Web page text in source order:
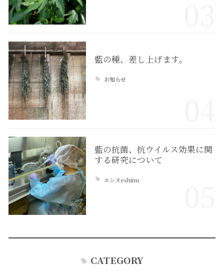
藍の種、差し上げます。
お知らせ
藍の抗菌、抗ウイルス効果に関
する研究について
エシヌeshinu
CATEGORY